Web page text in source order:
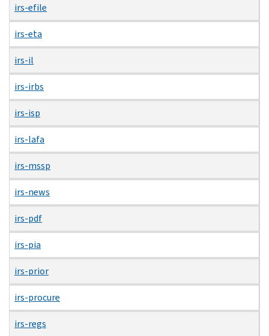
irs-efile
irs-eta
irs-il
irs-irbs
irs-isp
irs-lafa
irs-mssp
irs-news
irs-pdf
irs-pia
irs-prior
irs-procure
irs-regs